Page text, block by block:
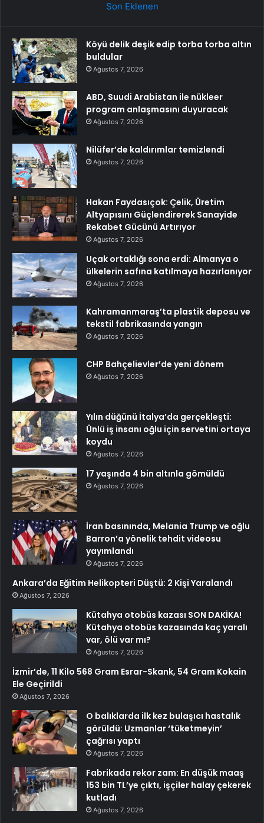
Son Eklenen
Köyü delik deşik edip torba torba altın
buldular
Ağustos 7, 2026
ABD, Suudi Arabistan ile nükleer
program anlaşmasını duyuracak
Ağustos 7, 2026
Nilüfer’de kaldırımlar temizlendi
Ağustos 7, 2026
Hakan Faydasıçok: Çelik, Üretim
Altyapısını Güçlendirerek Sanayide
Rekabet Gücünü Artırıyor
Ağustos 7, 2026
Uçak ortaklığı sona erdi: Almanya o
ülkelerin safına katılmaya hazırlanıyor
Ağustos 7, 2026
Kahramanmaraş’ta plastik deposu ve
tekstil fabrikasında yangın
Ağustos 7, 2026
CHP Bahçelievler’de yeni dönem
Ağustos 7, 2026
Yılın düğünü İtalya’da gerçekleşti:
Ünlü iş insanı oğlu için servetini ortaya
koydu
Ağustos 7, 2026
17 yaşında 4 bin altınla gömüldü
Ağustos 7, 2026
İran basınında, Melania Trump ve oğlu
Barron’a yönelik tehdit videosu
yayımlandı
Ağustos 7, 2026
Ankara’da Eğitim Helikopteri Düştü: 2 Kişi Yaralandı
Ağustos 7, 2026
Kütahya otobüs kazası SON DAKİKA!
Kütahya otobüs kazasında kaç yaralı
var, ölü var mı?
Ağustos 7, 2026
İzmir’de, 11 Kilo 568 Gram Esrar-Skank, 54 Gram Kokain
Ele Geçirildi
Ağustos 7, 2026
O balıklarda ilk kez bulaşıcı hastalık
görüldü: Uzmanlar ‘tüketmeyin’
çağrısı yaptı
Ağustos 7, 2026
Fabrikada rekor zam: En düşük maaş
153 bin TL’ye çıktı, işçiler halay çekerek
kutladı
Ağustos 7, 2026